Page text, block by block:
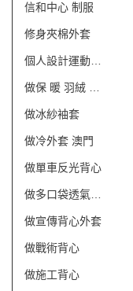
信和中心 制服
修身夾棉外套
做冰紗袖套
做冷外套 澳門
做單車反光背心
做宣傳背心外套
做戰術背心
做施工背心